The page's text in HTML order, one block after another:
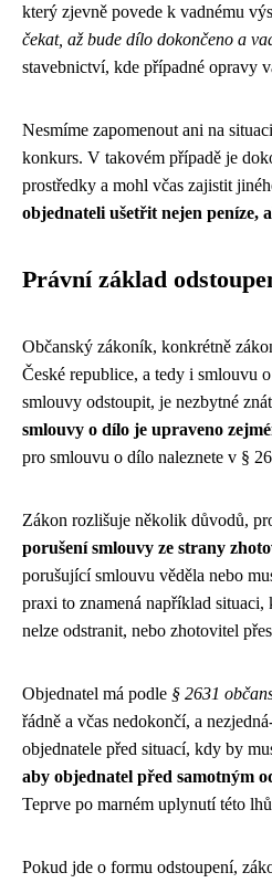
který zjevně povede k vadnému
čekat, až bude dílo dokončeno a
stavebnictví, kde případné opravy
Nesmíme zapomenout ani na
konkurs. V takovém případě je
prostředky a mohl včas zajistit
objednateli ušetřit nejen peníze,
Právní základ
Občanský zákoník, konkrétně
České republice, a tedy i smlouvu
smlouvy odstoupit, je nezbytné
smlouvy o dílo je upraveno
pro smlouvu o dílo naleznete v §
Zákon rozlišuje několik důvodů,
porušení smlouvy ze strany
porušující smlouvu věděla nebo
praxi to znamená například
nelze odstranit, nebo zhotovitel
Objednatel má podle § 2631
řádně a včas nedokončí, a
objednatele před situací, kdy by
aby objednatel před samotným
Teprve po marném uplynutí této
Pokud jde o formu odstoupení,